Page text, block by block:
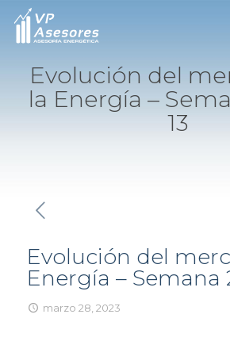
Evolución del
la Energía –
13
Evolución del
Energía – Semana
marzo 28, 2023